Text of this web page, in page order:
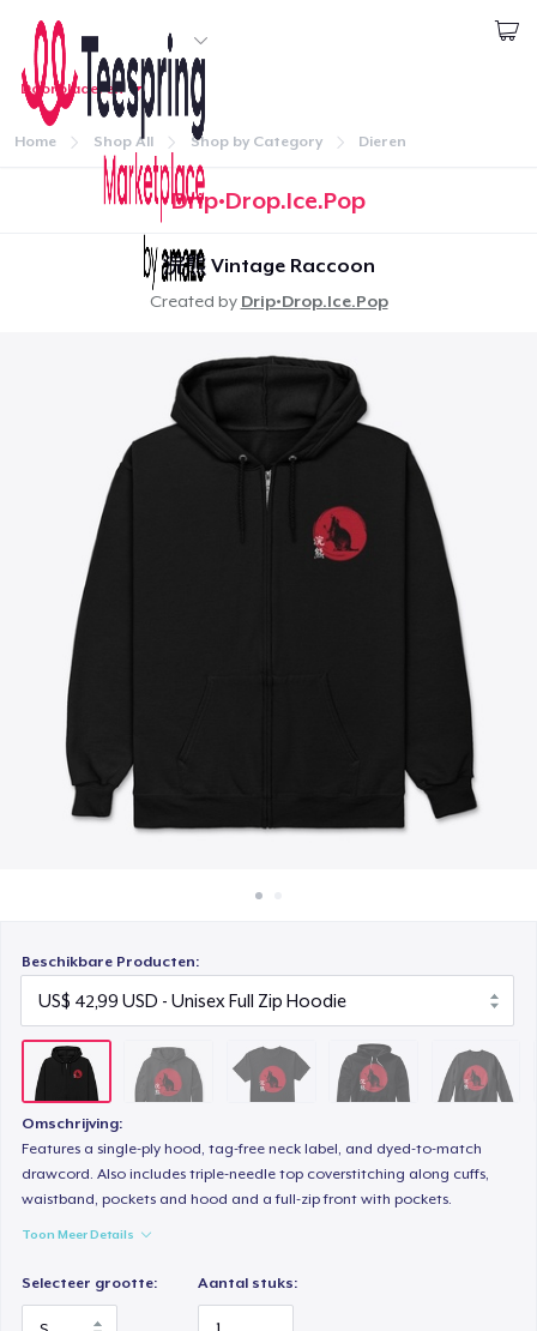
Begin met ontwerpen
Aanmelden
Aanmelden
Jouw bestelling volgen
Creëren & Verkopen
Hoe het werkt
Doorbladeren
Home Shop All Shop by Category Dieren
Drip•Drop.Ice.Pop
浣熊 Vintage Raccoon
Created by Drip•Drop.Ice.Pop
Beschikbare Producten:
Omschrijving:
Features a single-ply hood, tag-free neck label, and dyed-to-match
drawcord. Also includes triple-needle top coverstitching along cuffs,
waistband, pockets and hood and a full-zip front with pockets.
Toon Meer Details
Selecteer grootte: Aantal stuks:
1item aan winkelwagen
toegevoegd
Ga naar winkelwagen
Ga door naar de Kassa
Unisex Full Zip Hoodie
US$ 42,99
Unisex Classic Pullover Hoodie
US$ 30,99
US$ 23,99